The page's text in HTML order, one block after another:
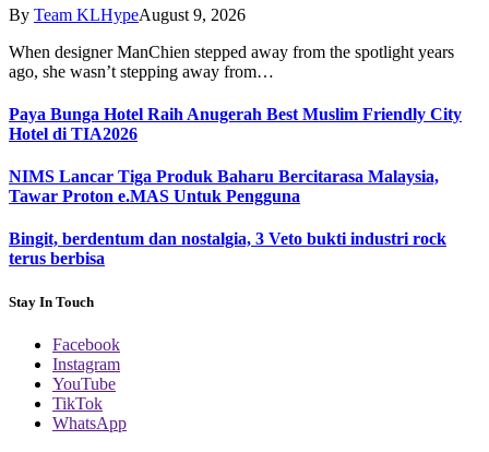
By Team KLHypeAugust 9, 2026
When designer ManChien stepped away from the spotlight years
ago, she wasn’t stepping away from…
Paya Bunga Hotel Raih Anugerah Best Muslim Friendly City
Hotel di TIA2026
NIMS Lancar Tiga Produk Baharu Bercitarasa Malaysia,
Tawar Proton e.MAS Untuk Pengguna
Bingit, berdentum dan nostalgia, 3 Veto bukti industri rock
terus berbisa
Stay In Touch
Facebook
Instagram
YouTube
TikTok
WhatsApp